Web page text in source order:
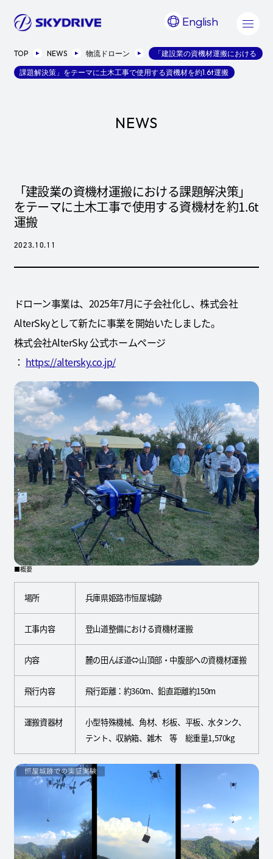
English
TOP NEWS 物流ドローン 「建設業の資機材運搬における
課題解決策」をテーマに土木工事で使用する資機材を約1.6t運搬
NEWS
「建設業の資機材運搬における課題解決策」
をテーマに土木工事で使用する資機材を約1.6t
運搬
2023.10.11
ドローン事業は、2025年7月に子会社化し、株式会社
AlterSkyとして新たに事業を開始いたしました。
株式会社AlterSky 公式ホームページ
： https://altersky.co.jp/
■概要
場所 兵庫県姫路市恒屋城跡
工事内容 登山道整備における資機材運搬
内容 麓の田んぼ道⇔山頂部・中腹部への資機材運搬
飛行内容 飛行距離：約360m、鉛直距離約150m
運搬資器材
小型特殊機械、角材、杉板、平板、水タンク、
テント、収納箱、雑木 等 総重量1,570kg